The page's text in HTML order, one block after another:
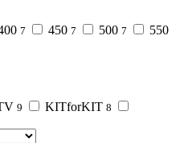
7 450 7 500 7 550
9 KITforKIT 8